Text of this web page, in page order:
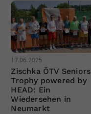
17.06.2025
Zischka ÖTV Seniors
Trophy powered by
HEAD: Ein
Wiedersehen in
Neumarkt